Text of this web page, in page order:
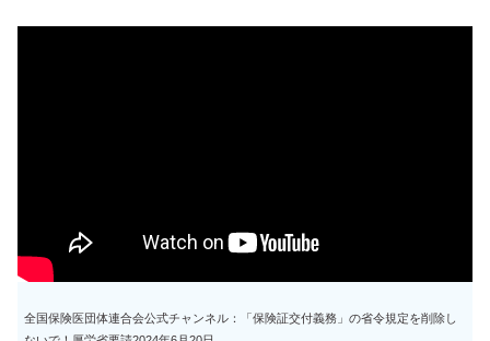
全国保険医団体連合会公式チャンネル：「保険証交付義務」の省令規定を削除し